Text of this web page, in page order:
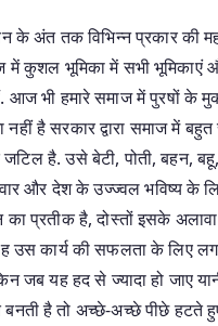
अंत तक विभिन्न प्रकार की
कुशल भूमिका में सभी भूमिकाएं
भी हमारे समाज में पुरषों के
है सरकार द्वारा समाज में बहुत
है. उसे बेटी, पोती, बहन,
और देश के उज्ज्वल भविष्य के
का प्रतीक है, दोस्तों इसके
उस कार्य की सफलता के लिए
जब यह हद से ज्यादा हो जाए
है तो अच्छे-अच्छे पीछे हटते